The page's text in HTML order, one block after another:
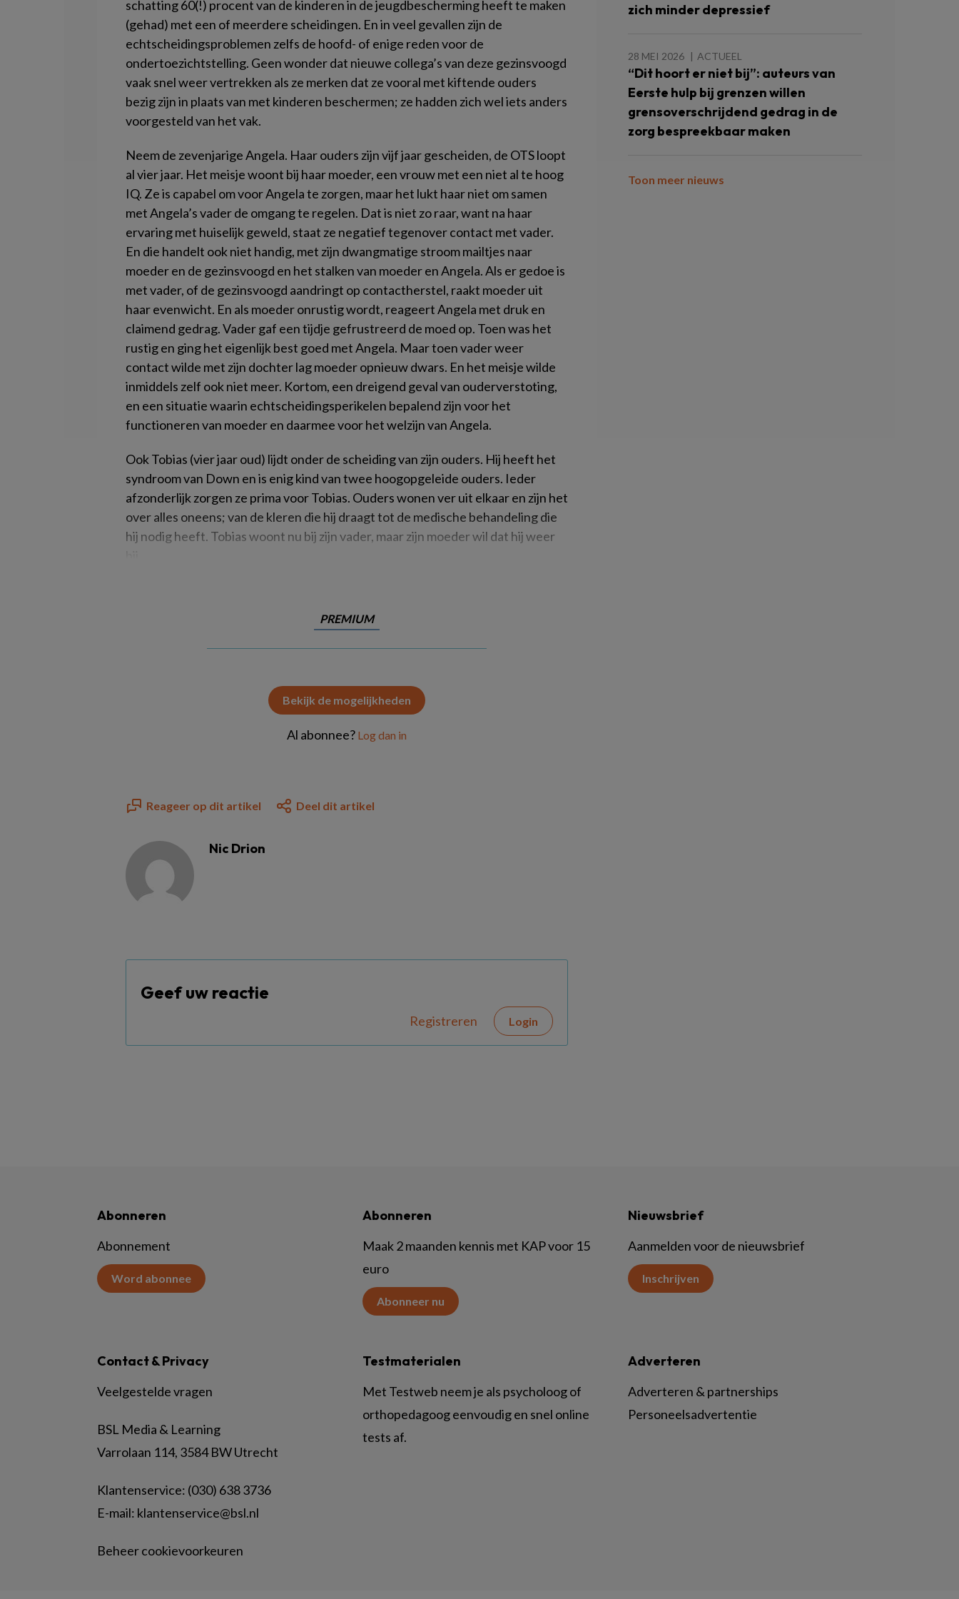
schatting 60(!) procent van de kinderen in de jeugdbescherming heeft te maken
(gehad) met een of meerdere scheidingen. En in veel gevallen zijn de
echtscheidingsproblemen zelfs de hoofd- of enige reden voor de
ondertoezichtstelling. Geen wonder dat nieuwe collega’s van deze gezinsvoogd
vaak snel weer vertrekken als ze merken dat ze vooral met kiftende ouders
bezig zijn in plaats van met kinderen beschermen; ze hadden zich wel iets anders
voorgesteld van het vak.
Neem de zevenjarige Angela. Haar ouders zijn vijf jaar gescheiden, de OTS loopt
al vier jaar. Het meisje woont bij haar moeder, een vrouw met een niet al te hoog
IQ. Ze is capabel om voor Angela te zorgen, maar het lukt haar niet om samen
met Angela’s vader de omgang te regelen. Dat is niet zo raar, want na haar
ervaring met huiselijk geweld, staat ze negatief tegenover contact met vader.
En die handelt ook niet handig, met zijn dwangmatige stroom mailtjes naar
moeder en de gezinsvoogd en het stalken van moeder en Angela. Als er gedoe is
met vader, of de gezinsvoogd aandringt op contactherstel, raakt moeder uit
haar evenwicht. En als moeder onrustig wordt, reageert Angela met druk en
claimend gedrag. Vader gaf een tijdje gefrustreerd de moed op. Toen was het
rustig en ging het eigenlijk best goed met Angela. Maar toen vader weer
contact wilde met zijn dochter lag moeder opnieuw dwars. En het meisje wilde
inmiddels zelf ook niet meer. Kortom, een dreigend geval van ouderverstoting,
en een situatie waarin echtscheidingsperikelen bepalend zijn voor het
functioneren van moeder en daarmee voor het welzijn van Angela.
Ook Tobias (vier jaar oud) lijdt onder de scheiding van zijn ouders. Hij heeft het
syndroom van Down en is enig kind van twee hoogopgeleide ouders. Ieder
afzonderlijk zorgen ze prima voor Tobias. Ouders wonen ver uit elkaar en zijn het
over alles oneens; van de kleren die hij draagt tot de medische behandeling die
hij nodig heeft. Tobias woont nu bij zijn vader, maar zijn moeder wil dat hij weer
PREMIUM
Bekijk de mogelijkheden
Al abonnee? Log dan in
Reageer op dit artikel Deel dit artikel
Nic Drion
Geef uw reactie
Registreren Login
zich minder depressief
28 MEI 2026 ACTUEEL
“Dit hoort er niet bij”: auteurs van
Eerste hulp bij grenzen willen
grensoverschrijdend gedrag in de
zorg bespreekbaar maken
Toon meer nieuws
Abonneren
Abonnement
Word abonnee
Abonneren
Maak 2 maanden kennis met KAP voor 15
euro
Abonneer nu
Nieuwsbrief
Aanmelden voor de nieuwsbrief
Inschrijven
Contact & Privacy
Veelgestelde vragen
BSL Media & Learning
Varrolaan 114, 3584 BW Utrecht
Klantenservice: (030) 638 3736
E-mail: klantenservice@bsl.nl
Beheer cookievoorkeuren
Testmaterialen
Met Testweb neem je als psycholoog of
orthopedagoog eenvoudig en snel online
tests af.
Adverteren
Adverteren & partnerships
Personeelsadvertentie